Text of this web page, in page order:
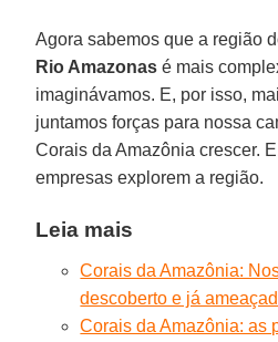
Agora sabemos que a região
Rio Amazonas é mais
imaginávamos. E, por isso,
juntamos forças para nossa
Corais da Amazônia crescer.
empresas explorem a região.
Leia mais
Corais da Amazônia:
descoberto e já
Corais da Amazônia: as